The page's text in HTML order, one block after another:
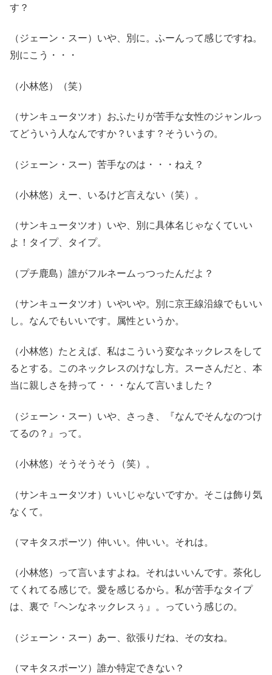
す？
（ジェーン・スー）いや、別に。ふーんって感じですね。
別にこう・・・
（小林悠）（笑）
（サンキュータツオ）おふたりが苦手な女性のジャンルっ
てどういう人なんですか？います？そういうの。
（ジェーン・スー）苦手なのは・・・ねえ？
（小林悠）えー、いるけど言えない（笑）。
（サンキュータツオ）いや、別に具体名じゃなくていい
よ！タイプ、タイプ。
（プチ鹿島）誰がフルネームっつったんだよ？
（サンキュータツオ）いやいや。別に京王線沿線でもいい
し。なんでもいいです。属性というか。
（小林悠）たとえば、私はこういう変なネックレスをして
るとする。このネックレスのけなし方。スーさんだと、本
当に親しさを持って・・・なんて言いました？
（ジェーン・スー）いや、さっき、『なんでそんなのつけ
てるの？』って。
（小林悠）そうそうそう（笑）。
（サンキュータツオ）いいじゃないですか。そこは飾り気
なくて。
（マキタスポーツ）仲いい。仲いい。それは。
（小林悠）って言いますよね。それはいいんです。茶化し
てくれてる感じで。愛を感じるから。私が苦手なタイプ
は、裏で『ヘンなネックレスぅ』。っていう感じの。
（ジェーン・スー）あー、欲張りだね、その女ね。
（マキタスポーツ）誰か特定できない？